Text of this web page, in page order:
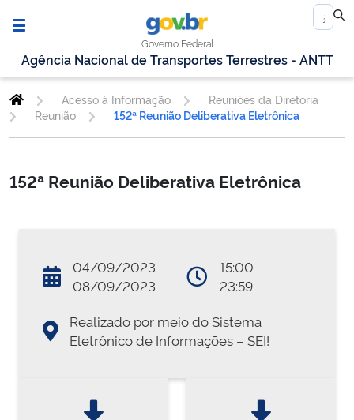
Governo Federal
Agência Nacional de Transportes Terrestres - ANTT
Acesso à Informação
Reuniões da Diretoria
Reunião
152ª Reunião Deliberativa Eletrônica
152ª Reunião Deliberativa Eletrônica
04/09/2023
08/09/2023
15:00
23:59
Realizado por meio do Sistema
Eletrônico de Informações – SEI!